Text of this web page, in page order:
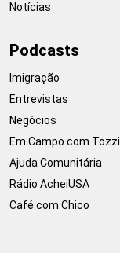
Notícias
Podcasts
Imigração
Entrevistas
Negócios
Em Campo com Tozzi
Ajuda Comunitária
Rádio AcheiUSA
Café com Chico